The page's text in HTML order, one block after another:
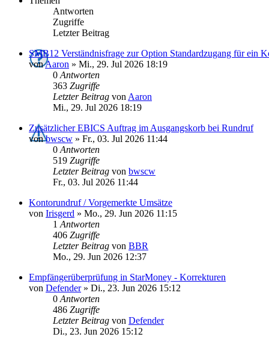
Antworten
Zugriffe
Letzter Beitrag
SMB12 Verständnisfrage zur Option Standardzugang für ein
vonAaron » Mi., 29. Jul 2026 18:19
0 Antworten
363 Zugriffe
Letzter Beitrag von Aaron
Mi., 29. Jul 2026 18:19
Zusätzlicher EBICS Auftrag im Ausgangskorb bei Rundruf
vonbwscw » Fr., 03. Jul 2026 11:44
0 Antworten
519 Zugriffe
Letzter Beitrag von bwscw
Fr., 03. Jul 2026 11:44
Kontorundruf / Vorgemerkte Umsätze
von Irisgerd » Mo., 29. Jun 2026 11:15
1 Antworten
406 Zugriffe
Letzter Beitrag von BBR
Mo., 29. Jun 2026 12:37
Empfängerüberprüfung in StarMoney - Korrekturen
von Defender» Di., 23. Jun 2026 15:12
0 Antworten
486 Zugriffe
Letzter Beitrag von Defender
Di., 23. Jun 2026 15:12